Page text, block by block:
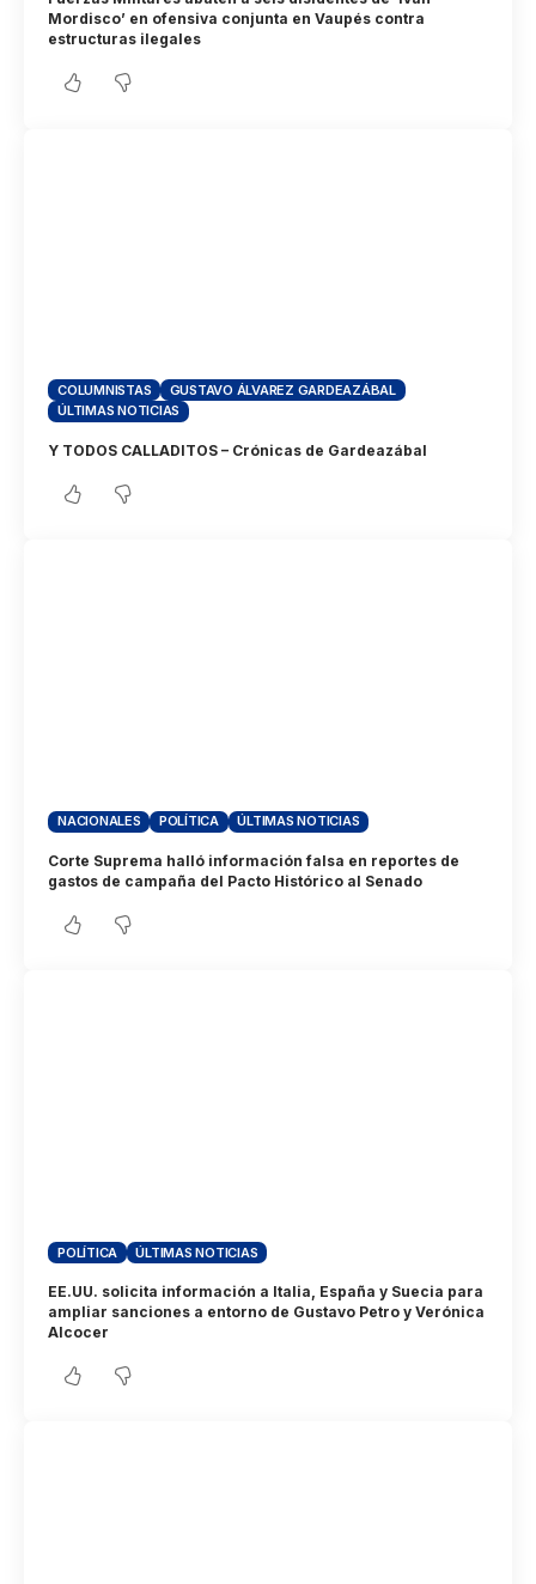
Mordisco’ en ofensiva conjunta en Vaupés contra
estructuras ilegales
COLUMNISTAS
GUSTAVO ÁLVAREZ GARDEAZÁBAL
ÚLTIMAS NOTICIAS
Y TODOS CALLADITOS – Crónicas de Gardeazábal
NACIONALES POLÍTICA ÚLTIMAS NOTICIAS
Corte Suprema halló información falsa en reportes de
gastos de campaña del Pacto Histórico al Senado
POLÍTICA ÚLTIMAS NOTICIAS
EE.UU. solicita información a Italia, España y Suecia para
ampliar sanciones a entorno de Gustavo Petro y Verónica
Alcocer